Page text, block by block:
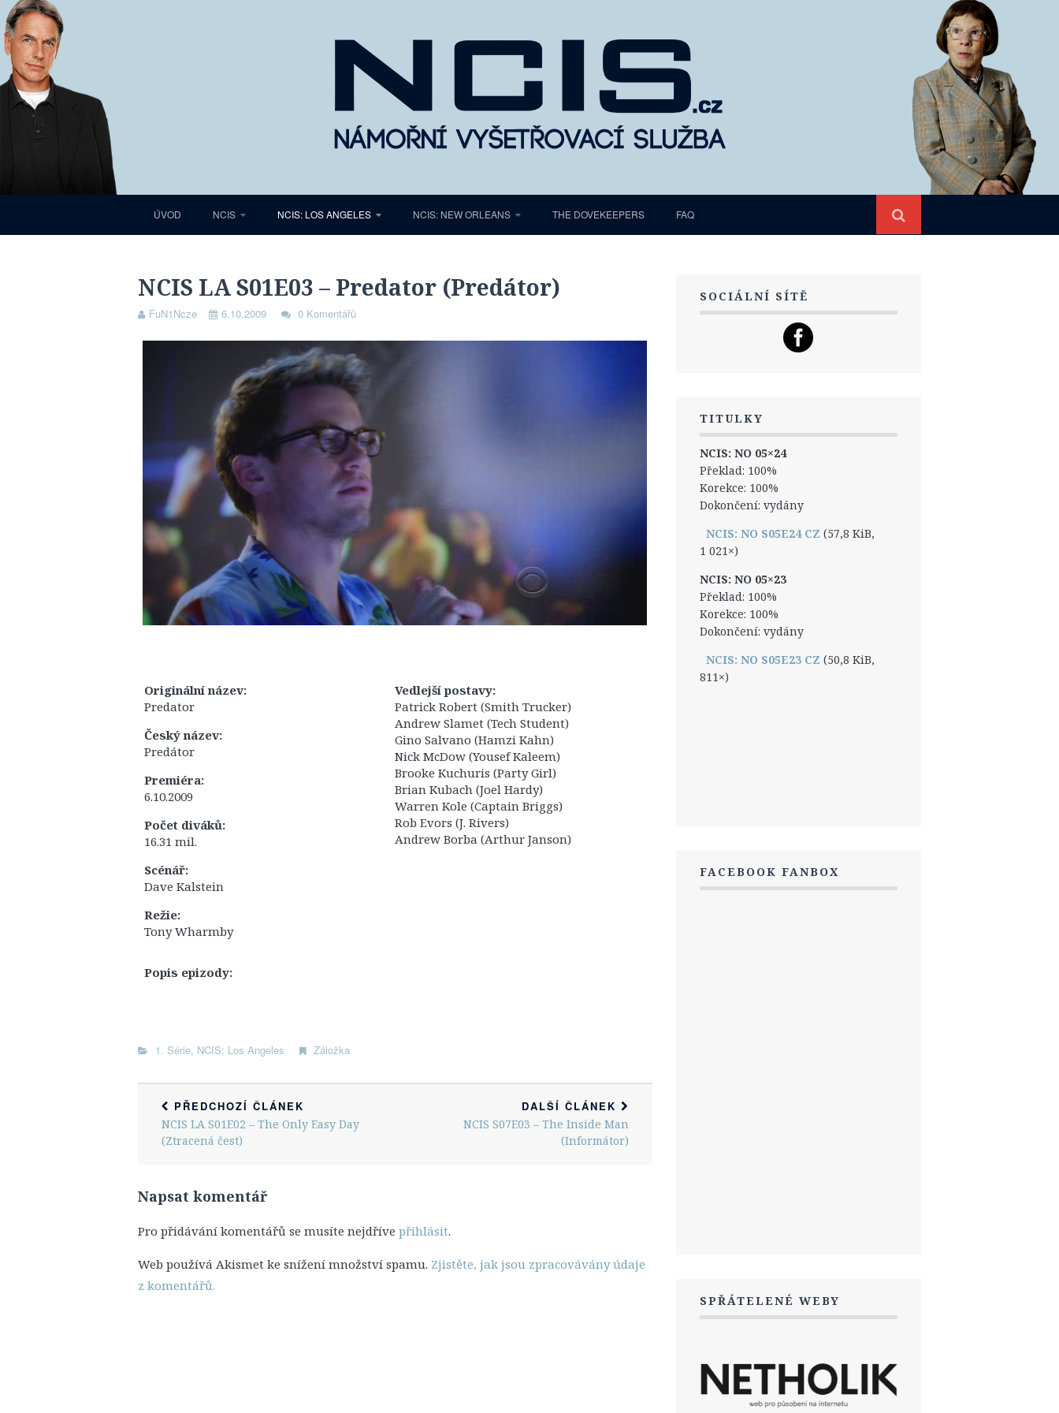
ÚVOD NCIS NCIS: LOS ANGELES NCIS: NEW ORLEANS THE DOVEKEEPERS FAQ
NCIS LA S01E03 – Predator (Predátor)
FuN1Ncze 6.10.2009 0 Komentářů
Originální název:
Predator
Český název:
Predátor
Premiéra:
6.10.2009
Počet diváků:
16.31 mil.
Scénář:
Dave Kalstein
Režie:
Tony Wharmby
Vedlejší postavy:
Patrick Robert (Smith Trucker)
Andrew Slamet (Tech Student)
Gino Salvano (Hamzi Kahn)
Nick McDow (Yousef Kaleem)
Brooke Kuchuris (Party Girl)
Brian Kubach (Joel Hardy)
Warren Kole (Captain Briggs)
Rob Evors (J. Rivers)
Andrew Borba (Arthur Janson)
Popis epizody:
1. Série, NCIS: Los Angeles Záložka
PŘEDCHOZÍ ČLÁNEK
NCIS LA S01E02 – The Only Easy Day
(Ztracená čest)
DALŠÍ ČLÁNEK
NCIS S07E03 – The Inside Man
(Informátor)
Napsat komentář
Pro přidávání komentářů se musíte nejdříve přihlásit.
Web používá Akismet ke snížení množství spamu. Zjistěte, jak jsou zpracovávány údaje
z komentářů.
SOCIÁLNÍ SÍTĚ
TITULKY
NCIS: NO 05×24
Překlad: 100%
Korekce: 100%
Dokončení: vydány
NCIS: NO S05E24 CZ (57,8 KiB,
1 021×)
NCIS: NO 05×23
Překlad: 100%
Korekce: 100%
Dokončení: vydány
NCIS: NO S05E23 CZ (50,8 KiB,
811×)
FACEBOOK FANBOX
SPŘÁTELENÉ WEBY